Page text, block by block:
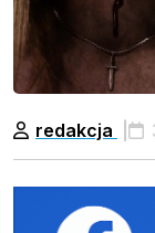
redakcja